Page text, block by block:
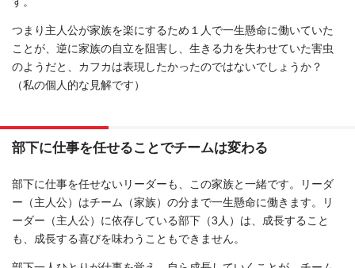
つまり主人公が家族を楽にするため１人で一生懸命に働いていた
ことが、逆に家族の自立を阻害し、生きる力を失わせていた害虫
のようだと、カフカは表現したかったのではないでしょうか？
（私の個人的な見解です）
部下に仕事を任せることでチームは変わる
部下に仕事を任せないリーダーも、この家族と一緒です。リーダ
ー（主人公）はチーム（家族）の分まで一生懸命に働きます。リ
ーダー（主人公）に依存している部下（3人）は、成長すること
も、成長する喜びを味わうこともできません。